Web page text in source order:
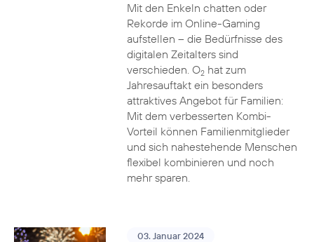
Mit den Enkeln chatten oder
Rekorde im Online-Gaming
aufstellen – die Bedürfnisse des
digitalen Zeitalters sind
verschieden. O2hat zum
Jahresauftakt ein besonders
attraktives Angebot für Familien:
Mit dem verbesserten Kombi-
Vorteil können Familienmitglieder
und sich nahestehende Menschen
flexibel kombinieren und noch
mehr sparen.
03. Januar 2024